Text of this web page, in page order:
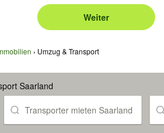
Weiter
Umzug & Transport
Saarland
Transporter mieten Saarland